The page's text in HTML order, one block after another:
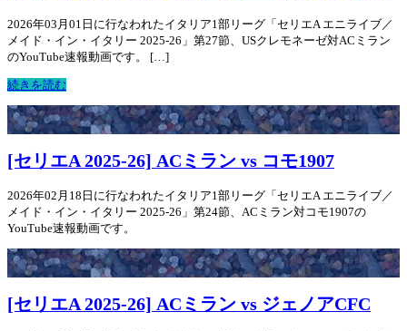
2026年03月01日に行なわれたイタリア1部リーグ「セリエA エニライブ／
メイド・イン・イタリー 2025-26」第27節、USクレモネーゼ対ACミラン
のYouTube速報動画です。 […]
続きを読む
[セリエA 2025-26] ACミラン vs コモ1907
2026年02月18日に行なわれたイタリア1部リーグ「セリエA エニライブ／
メイド・イン・イタリー 2025-26」第24節、ACミラン対コモ1907の
YouTube速報動画です。
[セリエA 2025-26] ACミラン vs ジェノアCFC